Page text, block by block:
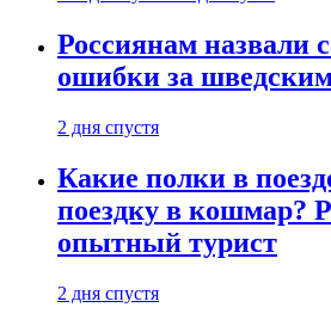
Россиянам назвали
ошибки за
2 дня спустя
Какие полки в
поездку в кошмар?
опытный турист
2 дня спустя